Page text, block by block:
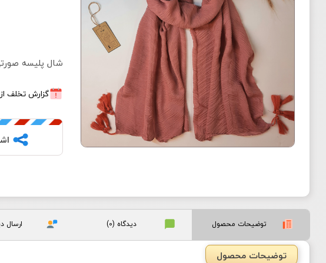
شال پلیسه
گزارش تخلف
توضیحات محصول دیدگاه (0) ارسال
توضیحات محصول